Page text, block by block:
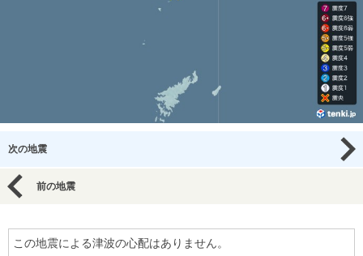
次の地震
前の地震
この地震による津波の心配はありません。